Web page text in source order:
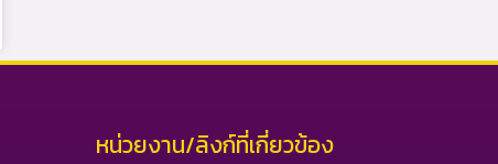
หน่วยงาน/ลิงก์ที่เกี่ยวข้อง